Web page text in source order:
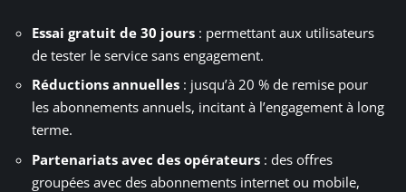
Essai gratuit de 30 jours : permettant aux utilisateurs
de tester le service sans engagement.
Réductions annuelles : jusqu’à 20 % de remise pour
les abonnements annuels, incitant à l’engagement à long
terme.
Partenariats avec des opérateurs : des offres
groupées avec des abonnements internet ou mobile,